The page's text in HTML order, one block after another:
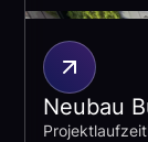
Neubau
Projektlaufzeit